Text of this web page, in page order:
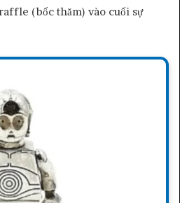
(bốc thăm) vào cuối sự